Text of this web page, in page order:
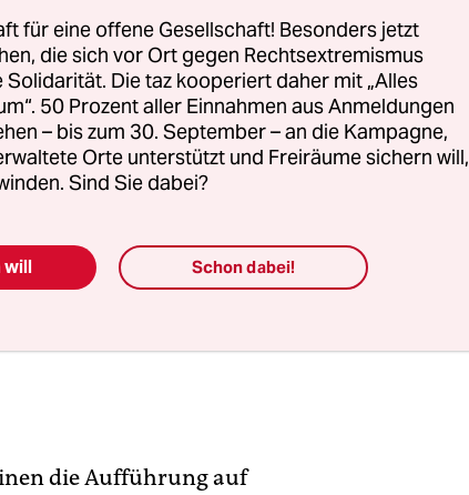
die Aufführung auf
für eine offene Gesellschaft! Besonders jetzt
die sich vor Ort gegen Rechtsextremismus
Solidarität. Die taz kooperiert daher mit „Alles
50 Prozent aller Einnahmen aus Anmeldungen
– bis zum 30. September – an die Kampagne,
Orte unterstützt und Freiräume sichern will,
Sind Sie dabei?
will Schon dabei!